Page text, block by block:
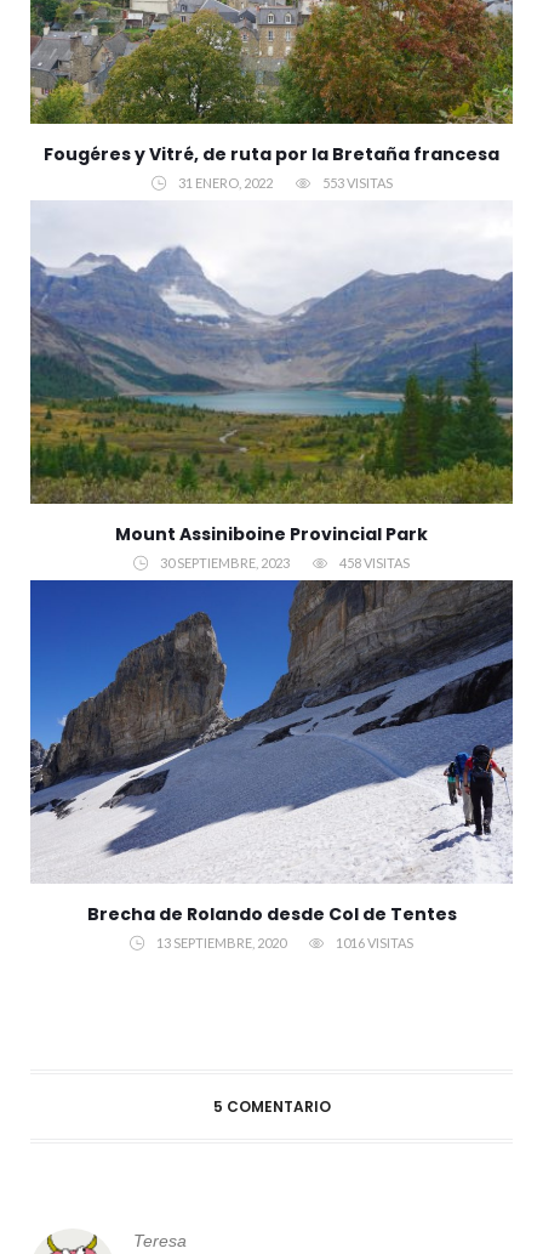
Fougéres y Vitré, de ruta por la Bretaña francesa
31 ENERO, 2022 553 VISITAS
Mount Assiniboine Provincial Park
30 SEPTIEMBRE, 2023 458 VISITAS
Brecha de Rolando desde Col de Tentes
13 SEPTIEMBRE, 2020 1016 VISITAS
5 COMENTARIO
Teresa